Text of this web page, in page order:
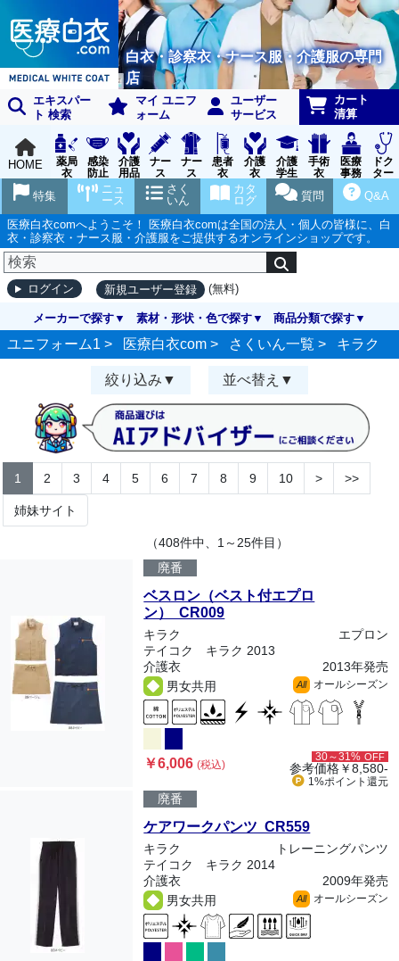
白衣・診察衣・ナース服・介護服の専門
店
エキスパー
ト 検索
マイ ユニフ
ォーム
ユーザー
サービス
カート
清算
HOME
薬局
衣
感染
防止
用品
介護
用品
ナー
ス
グッ
ズ
ナー
ス
ウェ
ア
患者
衣
介護
衣
介護
学生
実習
衣
手術
衣
医療
事務
受付
ドク
ター
ア
Q&A
質問
カタ
ログ
さく
いん
ニュ
ース
特集
医療白衣comへようこそ！ 医療白衣comは全国の法人・個人の皆様に、白
衣・診察衣・ナース服・介護服をご提供するオンラインショップです。
ログイン 新規ユーザー登録 (無料)
メーカーで探す 素材・形状・色で探す 商品分類で探す
ユニフォーム1 > 医療白衣com > さくいん一覧 > キラク
絞り込み 並べ替え
1 2 3 4 5 6 7 8 9 10 > >>
姉妹サイト
（408件中、1～25件目）
廃番
ベスロン（ベスト付エプロ
ン） CR009
キラク
エプロン
テイコク キラク 2013
介護衣
2013年発売
男女共用
All オールシーズン
￥6,006(税込)
30～31% OFF
参考価格￥8,580-
1%ポイント 還元
廃番
ケアワークパンツ CR559
キラク
トレーニングパンツ
テイコク キラク 2014
介護衣
2009年発売
男女共用
All オールシーズン